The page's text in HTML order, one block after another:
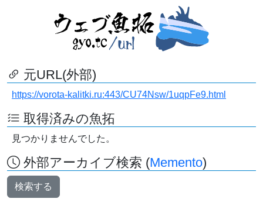
元URL(外部)
https://vorota-kalitki.ru:443/CU74Nsw/1uqpFe9.html
取得済みの魚拓
見つかりませんでした。
外部アーカイブ検索 (Memento)
検索する